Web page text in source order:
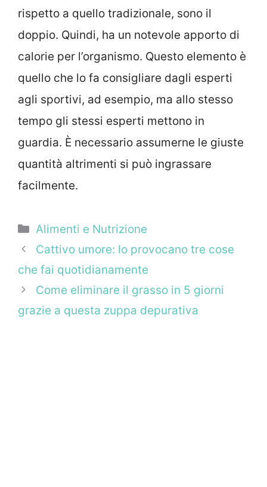
rispetto a quello tradizionale, sono il
doppio. Quindi, ha un notevole apporto di
calorie per l’organismo. Questo elemento è
quello che lo fa consigliare dagli esperti
agli sportivi, ad esempio, ma allo stesso
tempo gli stessi esperti mettono in
guardia. È necessario assumerne le giuste
quantità altrimenti si può ingrassare
facilmente.
Categorie
Alimenti e Nutrizione
Cattivo umore: lo provocano tre cose
che fai quotidianamente
Come eliminare il grasso in 5 giorni
grazie a questa zuppa depurativa